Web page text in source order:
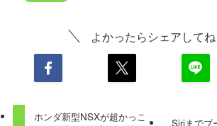
よかったらシェアしてね
ホンダ新型NSXが超かっこ
Siriまでブ